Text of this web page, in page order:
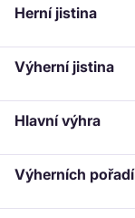
Herní jistina
Výherní jistina
Hlavní výhra
Výherních pořadí